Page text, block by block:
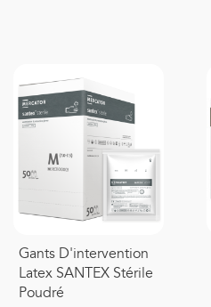
Gants D'intervention
Latex SANTEX Stérile
Poudré